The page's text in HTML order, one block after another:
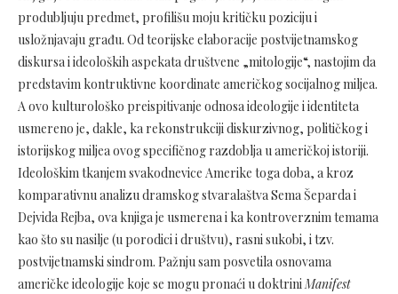
produbljuju predmet, profilišu moju kritičku poziciju i
usložnjavaju građu. Od teorijske elaboracije postvijetnamskog
diskursa i ideoloških aspekata društvene „mitologije“, nastojim da
predstavim kontruktivne koordinate američkog socijalnog miljea.
A ovo kulturološko preispitivanje odnosa ideologije i identiteta
usmereno je, dakle, ka rekonstrukciji diskurzivnog, političkog i
istorijskog miljea ovog specifičnog razdoblja u američkoj istoriji.
Ideološkim tkanjem svakodnevice Amerike toga doba, a kroz
komparativnu analizu dramskog stvaralaštva Sema Šeparda i
Dejvida Rejba, ova knjiga je usmerena i ka kontroverznim temama
kao što su nasilje (u porodici i društvu), rasni sukobi, i tzv.
postvijetnamski sindrom. Pažnju sam posvetila osnovama
američke ideologije koje se mogu pronaći u doktriniManifest